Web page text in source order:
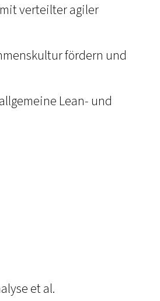
verteilter agiler
fördern und
Lean- und
et al.